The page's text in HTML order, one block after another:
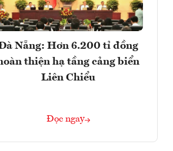
Nẵng: Hơn 6.200 tỉ đồng
thiện hạ tầng cảng biển
Liên Chiểu
Đọc ngay